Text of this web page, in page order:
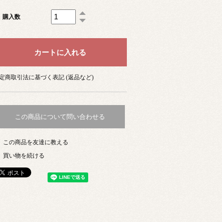
購入数
商取引法に基づく表記 (返品など)
この商品について問い合わせる
この商品を友達に教える
買い物を続ける